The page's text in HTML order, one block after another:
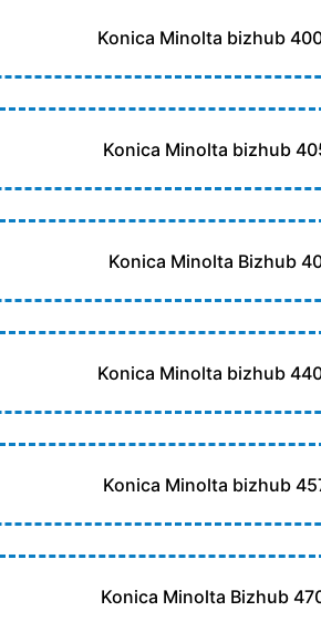
Konica Minolta bizhub
Konica Minolta bizhub
Konica Minolta Bizhub
Konica Minolta bizhub
Konica Minolta bizhub
Konica Minolta Bizhub